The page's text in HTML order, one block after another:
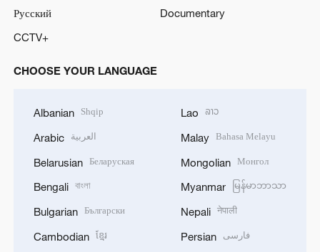
Русский
Documentary
CCTV+
CHOOSE YOUR LANGUAGE
Albanian Shqip
Arabic العربية
Belarusian Беларуская
Bengali বাংলা
Bulgarian Български
Cambodian ខ្មែរ
Lao ລາວ
Malay Bahasa Melayu
Mongolian Монгол
Myanmar မြန်မာဘာသာ
Nepali नेपाली
Persian فارسی